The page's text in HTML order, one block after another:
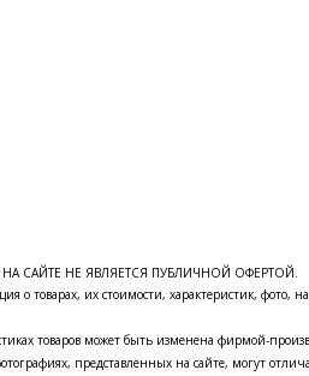
САЙТЕ НЕ ЯВЛЯЕТСЯ ПУБЛИЧНОЙ ОФЕРТОЙ.
о товарах, их стоимости, характеристик, фото,
товаров может быть изменена фирмой-
представленных на сайте, могут